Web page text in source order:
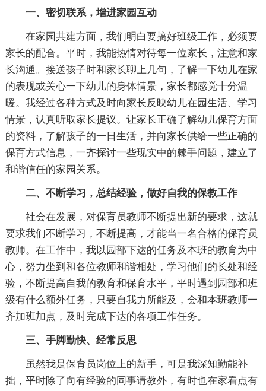
一、密切联系，增进家园互动
在家园共建方面，我们明白要搞好班级工作，必须要
家长的配合。平时，我能热情对待每一位家长，注意和家
长沟通。接送孩子时和家长聊上几句，了解一下幼儿在家
的表现或关心一下幼儿的身体情景，家长都感觉十分温
暖。我经过各种方式及时向家长反映幼儿在园生活、学习
情景，认真听取家长提议。让家长正确了解幼儿保育方面
的资料，了解孩子的一日生活，并向家长供给一些正确的
保育方式信息，一齐探讨一些现实中的棘手问题，建立了
和谐信任的家园关系。
二、不断学习，总结经验，做好自我的保教工作
社会在发展，对保育员教师不断提出新的要求，这就
要求我们不断学习，不断提高，才能当一名合格的保育员
教师。在工作中，我以园部下达的任务及本班的教育为中
心，努力坐到和各位教师和谐相处，学习他们的长处和经
验，不断提高自我的教育和保育水平，平时遇到园部和班
级有什么额外任务，只要自我力所能及，会和本班教师一
齐加班加点，及时完成下达的各项工作任务。
三、手脚勤快、经常反思
虽然我是保育员岗位上的新手，可是我深知勤能补
拙，平时除了向有经验的同事请教外，有时也在家看点有